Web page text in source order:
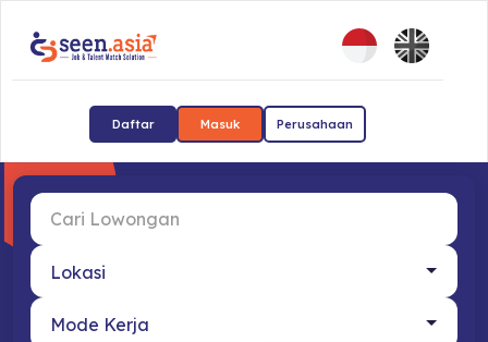
Daftar Masuk Perusahaan